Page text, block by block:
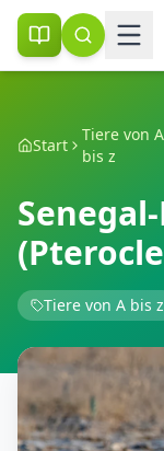
Start
Tiere von A
bis z
Tiere von A bis z